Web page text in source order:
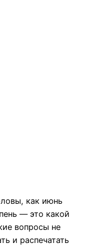
как июнь
— это какой
вопросы не
и распечатать